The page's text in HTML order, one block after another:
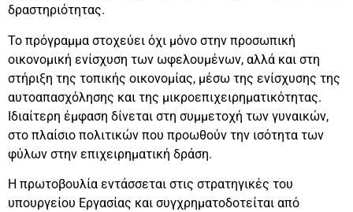
δραστηριότητας.
Το πρόγραμμα στοχεύει όχι μόνο στην προσωπική
οικονομική ενίσχυση των ωφελουμένων, αλλά και στη
στήριξη της τοπικής οικονομίας, μέσω της ενίσχυσης της
αυτοαπασχόλησης και της μικροεπιχειρηματικότητας.
Ιδιαίτερη έμφαση δίνεται στη συμμετοχή των γυναικών,
στο πλαίσιο πολιτικών που προωθούν την ισότητα των
φύλων στην επιχειρηματική δράση.
Η πρωτοβουλία εντάσσεται στις στρατηγικές του
υπουργείου Εργασίας και συγχρηματοδοτείται από